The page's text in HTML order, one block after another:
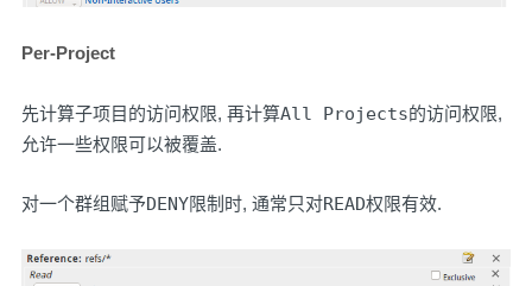
Per-Project
先计算子项目的访问权限, 再计算All Projects的访问权限,
允许一些权限可以被覆盖.
对一个群组赋予DENY限制时, 通常只对READ权限有效.